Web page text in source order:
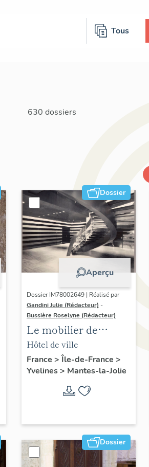
Tous
630 dossiers
Dossier
Aperçu
Dossier IM78002649 | Réalisé par
Gandini Julie (Rédacteur) -
Bussière Roselyne (Rédacteur)
Le mobilier de
l'hôtel de ville
Hôtel de ville
France > Île-de-France >
Yvelines> Mantes-la-Jolie
Dossier